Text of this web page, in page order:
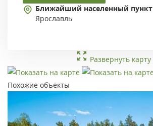
Ближайший населенный пункт
Ярославль
Развернуть карту
Похожие объекты